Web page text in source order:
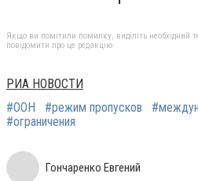
Якщо ви помітили помилку, виділіть необхідний
повідомити про це редакцію
РИА НОВОСТИ
#ООН
#режим пропусков
#ограничения
Гончаренко Евгений